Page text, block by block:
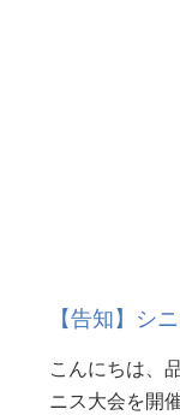
【告知】シ
こんにちは、
ニス大会を開